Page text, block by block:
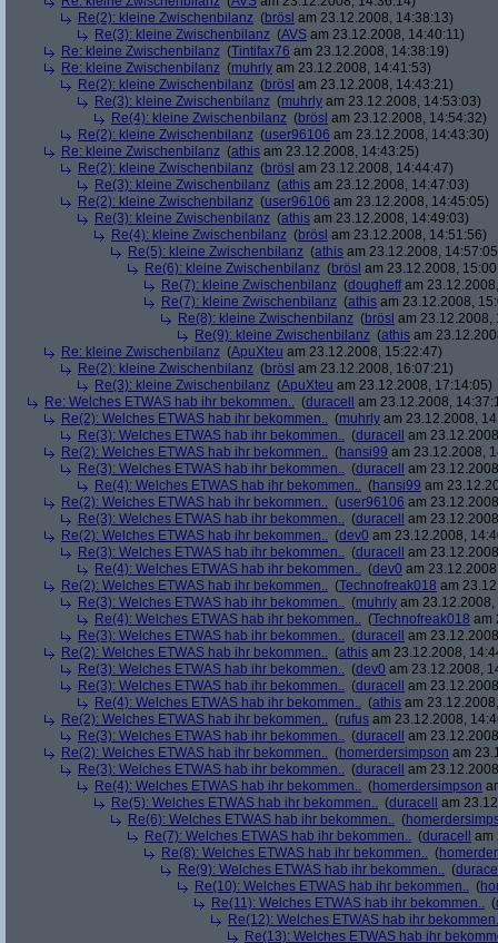
Re(2): kleine Zwischenbilanz (brösl am 23.12.2008, 14:38:13)
Re(3): kleine Zwischenbilanz (AVS am 23.12.2008, 14:40:11)
Re: kleine Zwischenbilanz (Tintifax76 am 23.12.2008, 14:38:19)
Re: kleine Zwischenbilanz (muhrly am 23.12.2008, 14:41:53)
Re(2): kleine Zwischenbilanz (brösl am 23.12.2008, 14:43:21)
Re(3): kleine Zwischenbilanz (muhrly am 23.12.2008, 14:53:03)
Re(4): kleine Zwischenbilanz (brösl am 23.12.2008, 14:54:32)
Re(2): kleine Zwischenbilanz (user96106 am 23.12.2008, 14:43:30)
Re: kleine Zwischenbilanz (athis am 23.12.2008, 14:43:25)
Re(2): kleine Zwischenbilanz (brösl am 23.12.2008, 14:44:47)
Re(3): kleine Zwischenbilanz (athis am 23.12.2008, 14:47:03)
Re(2): kleine Zwischenbilanz (user96106 am 23.12.2008, 14:45:05)
Re(3): kleine Zwischenbilanz (athis am 23.12.2008, 14:49:03)
Re(4): kleine Zwischenbilanz (brösl am 23.12.2008, 14:51:56)
Re(5): kleine Zwischenbilanz (athis am 23.12.2008,
Re(6): kleine Zwischenbilanz (brösl am 23.12.2008,
Re(7): kleine Zwischenbilanz (dougheffam
Re(7): kleine Zwischenbilanz (athis am 23.12.2008,
Re(8): kleine Zwischenbilanz (brösl am 23.12.2008,
Re(9): kleine Zwischenbilanz (athis am
Re: kleine Zwischenbilanz (ApuXteu am 23.12.2008, 15:22:47)
Re(2): kleine Zwischenbilanz (brösl am 23.12.2008, 16:07:21)
Re(3): kleine Zwischenbilanz (ApuXteu am 23.12.2008, 17:14:05)
Re: Welches ETWAS hab ihr bekommen.. (duracell
am 23.12.2008,
Re(2): Welches ETWAS hab ihr bekommen.. (muhrly am 23.12.2008,
Re(3): Welches ETWAS hab ihr bekommen.. (duracell
am
Re(2): Welches ETWAS hab ihr bekommen.. (hansi99 am 23.12.2008,
Re(3): Welches ETWAS hab ihr bekommen.. (duracell
am
Re(4): Welches ETWAS hab ihr bekommen.. (hansi99 am
Re(2): Welches ETWAS hab ihr bekommen.. (user96106 am
Re(3): Welches ETWAS hab ihr bekommen.. (duracell
am
Re(2): Welches ETWAS hab ihr bekommen.. (dev0 am 23.12.2008,
Re(3): Welches ETWAS hab ihr bekommen.. (duracell
am
Re(4): Welches ETWAS hab ihr bekommen.. (dev0 am
Re(2): Welches ETWAS hab ihr bekommen.. (Technofreak018 am
Re(3): Welches ETWAS hab ihr bekommen.. (muhrly am
Re(4): Welches ETWAS hab ihr bekommen.. (Technofreak018 am
Re(3): Welches ETWAS hab ihr bekommen.. (duracell
am
Re(2): Welches ETWAS hab ihr bekommen.. (athis am 23.12.2008,
Re(3): Welches ETWAS hab ihr bekommen.. (dev0 am 23.12.2008,
Re(3): Welches ETWAS hab ihr bekommen.. (duracell
am
Re(4): Welches ETWAS hab ihr bekommen.. (athis am
Re(2): Welches ETWAS hab ihr bekommen.. (rufus am 23.12.2008,
Re(3): Welches ETWAS hab ihr bekommen.. (duracell
am
Re(2): Welches ETWAS hab ihr bekommen.. (homerdersimpson am
Re(3): Welches ETWAS hab ihr bekommen.. (duracell
am
Re(4): Welches ETWAS hab ihr bekommen.. (homerdersimpson
Re(5): Welches ETWAS hab ihr bekommen.. (duracell
am
Re(6): Welches ETWAS hab ihr bekommen.. (
Re(7): Welches ETWAS hab ihr bekommen.. (duracell
am
Re(8): Welches ETWAS hab ihr bekommen.. (
Re(9): Welches ETWAS hab ihr bekommen.. (
Re(10): Welches ETWAS hab ihr bekommen.. (
Re(11): Welches ETWAS hab ihr bekommen.. (
Re(12): Welches ETWAS hab ihr
Re(13): Welches ETWAS hab ihr